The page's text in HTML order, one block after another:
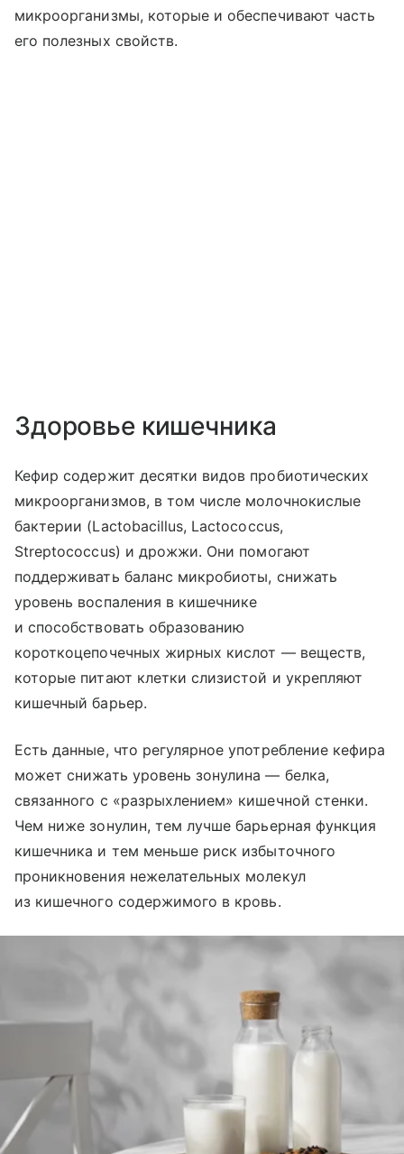
микроорганизмы, которые и обеспечивают часть
его полезных свойств.
Здоровье кишечника
Кефир содержит десятки видов пробиотических
микроорганизмов, в том числе молочнокислые
бактерии (Lactobacillus, Lactococcus,
Streptococcus) и дрожжи. Они помогают
поддерживать баланс микробиоты, снижать
уровень воспаления в кишечнике
и способствовать образованию
короткоцепочечных жирных кислот — веществ,
которые питают клетки слизистой и укрепляют
кишечный барьер.
Есть данные, что регулярное употребление кефира
может снижать уровень зонулина — белка,
связанного с «разрыхлением» кишечной стенки.
Чем ниже зонулин, тем лучше барьерная функция
кишечника и тем меньше риск избыточного
проникновения нежелательных молекул
из кишечного содержимого в кровь.